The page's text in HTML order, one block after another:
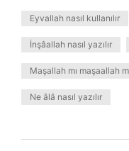
Eyvallah nasıl kullanılır
İnşâallah nasıl yazılır
Maşallah mı maşaallah
Ne âlâ nasıl yazılır